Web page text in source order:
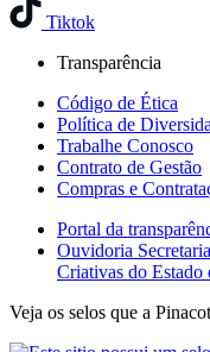
Tiktok
Transparência
Código de Ética
Política de
Trabalhe Conosco
Contrato de Gestão
Compras e
Portal da
Ouvidoria
Criativas do Estado
Veja os selos que a